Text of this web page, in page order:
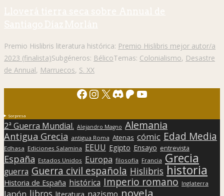
Lloverá tierra seca sobre Annual de
Santiago Díaz Morlán
Premio Hislibris literatura histórica: Premio Hislibris mejor autor/a
2023 (finalista)Subgéneros: BélicoTemas: Colonialismo, Desastre
de Annual, Marruecos, S. XX
Facebook
Instagram
X Discord
Patreon
YouTube
Sorpresa
2ª Guerra Mundial. Alejandro Magno Alemania
Antigua Grecia antigua Roma Atenas cómic Edad Media
Edhasa Ediciones Salamina EEUU Egipto Ensayo entrevista
España Estados Unidos Europa filosofía Francia Grecia
guerra Guerra civil española Hislibris historia
Historia de España histórica Imperio romano Inglaterra
Japón libros literatura novela